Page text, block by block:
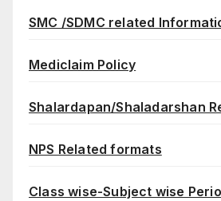
SMC /SDMC related
Mediclaim Policy
Shalardapan/Shaladarshan
NPS Related formats
Class wise-Subject wise